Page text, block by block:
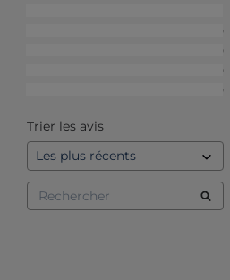
0
0
0
0
Trier les avis